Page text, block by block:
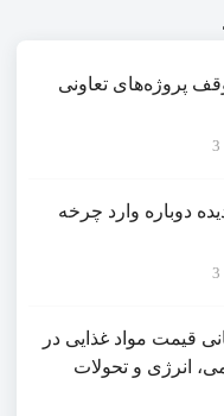
پروژه‌های تعاونی
3
دوباره وارد چرخه
3
قیمت مواد غذایی در
انرژی و تحولات